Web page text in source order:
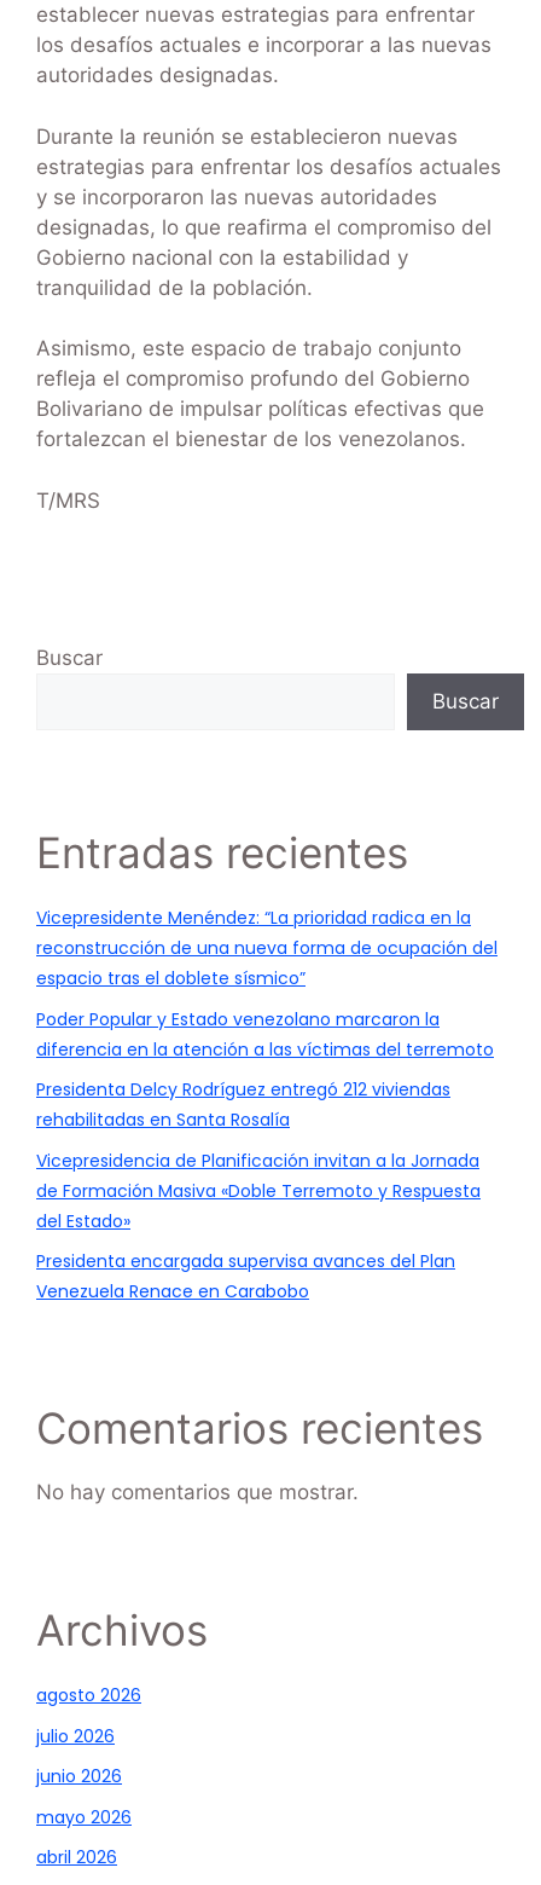
establecer nuevas estrategias para enfrentar
los desafíos actuales e incorporar a las nuevas
autoridades designadas.
Durante la reunión se establecieron nuevas
estrategias para enfrentar los desafíos actuales
y se incorporaron las nuevas autoridades
designadas, lo que reafirma el compromiso del
Gobierno nacional con la estabilidad y
tranquilidad de la población.
Asimismo, este espacio de trabajo conjunto
refleja el compromiso profundo del Gobierno
Bolivariano de impulsar políticas efectivas que
fortalezcan el bienestar de los venezolanos.
T/MRS
Buscar
Buscar
Entradas recientes
Vicepresidente Menéndez: “La prioridad radica en la
reconstrucción de una nueva forma de ocupación del
espacio tras el doblete sísmico”
Poder Popular y Estado venezolano marcaron la
diferencia en la atención a las víctimas del terremoto
Presidenta Delcy Rodríguez entregó 212 viviendas
rehabilitadas en Santa Rosalía
Vicepresidencia de Planificación invitan a la Jornada
de Formación Masiva «Doble Terremoto y Respuesta
del Estado»
Presidenta encargada supervisa avances del Plan
Venezuela Renace en Carabobo
Comentarios recientes
No hay comentarios que mostrar.
Archivos
agosto 2026
julio 2026
junio 2026
mayo 2026
abril 2026